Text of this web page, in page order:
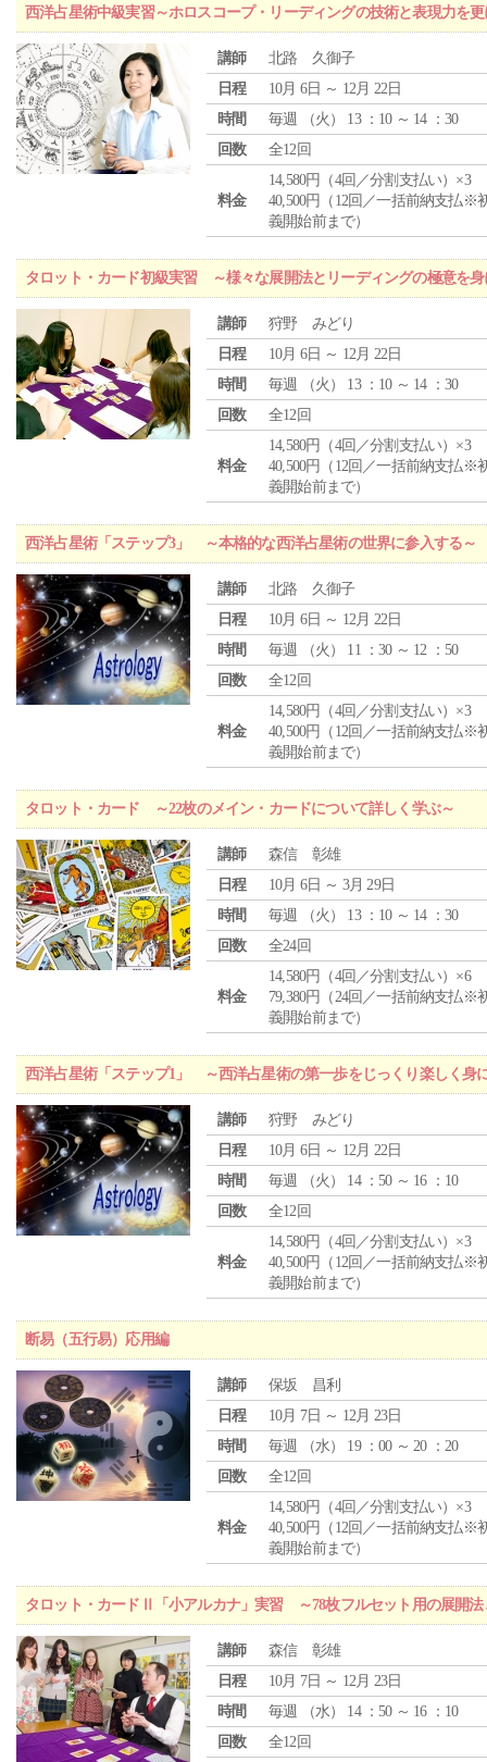
西洋占星術中級実習～ホロスコープ・リーディングの技術と表現力を
講師
北路 久御子
日程
10月 6日 ～ 12月 22日
時間
毎週 （火 ） 13 ：10 ～ 14 ：30
回数
全12回
料金
14,580円（4回／分割支払い）×3
40,500円（12回／一括前納支払※
義開始前まで）
タロット・カード初級実習 ～様々な展開法とリーディングの極意を身
講師
狩野 みどり
日程
10月 6日 ～ 12月 22日
時間
毎週 （火 ） 13 ：10 ～ 14 ：30
回数
全12回
料金
14,580円（4回／分割支払い）×3
40,500円（12回／一括前納支払※
義開始前まで）
西洋占星術「ステップ3」 ～本格的な西洋占星術の世界に参入する～
講師
北路 久御子
日程
10月 6日 ～ 12月 22日
時間
毎週 （火 ） 11 ：30 ～ 12 ：50
回数
全12回
料金
14,580円（4回／分割支払い）×3
40,500円（12回／一括前納支払※
義開始前まで）
タロット・カード ～22枚のメイン・カードについて詳しく学ぶ～
講師
森信 彰雄
日程
10月 6日 ～ 3月 29日
時間
毎週 （火 ） 13 ：10 ～ 14 ：30
回数
全24回
料金
14,580円（4回／分割支払い）×6
79,380円（24回／一括前納支払※
義開始前まで）
西洋占星術「ステップ1」 ～西洋占星術の第一歩をじっくり楽しく身
講師
狩野 みどり
日程
10月 6日 ～ 12月 22日
時間
毎週 （火 ） 14 ：50 ～ 16 ：10
回数
全12回
料金
14,580円（4回／分割支払い）×3
40,500円（12回／一括前納支払※
義開始前まで）
断易（五行易）応用編
講師
保坂 昌利
日程
10月 7日 ～ 12月 23日
時間
毎週 （水） 19 ：00 ～ 20 ：20
回数
全12回
料金
14,580円（4回／分割支払い）×3
40,500円（12回／一括前納支払※
義開始前まで）
タロット・カードⅡ「小アルカナ」実習 ～78枚フルセット用の展開法
講師
森信 彰雄
日程
10月 7日 ～ 12月 23日
時間
毎週 （水） 14 ：50 ～ 16 ：10
回数
全12回